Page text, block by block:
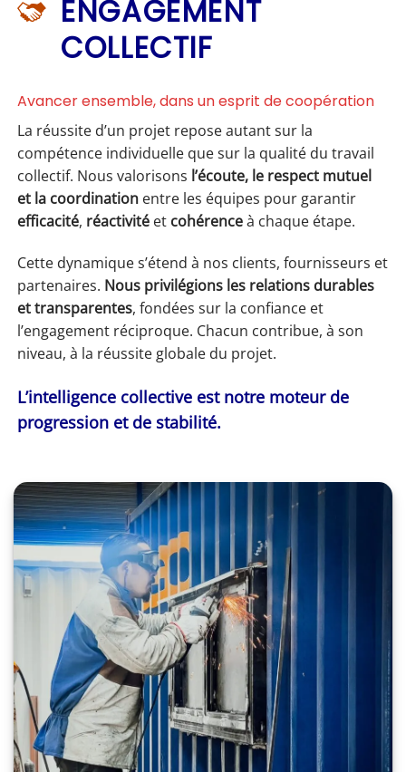
ENGAGEMENT
COLLECTIF
Avancer ensemble, dans un esprit de coopération
La réussite d’un projet repose autant sur la
compétence individuelle que sur la qualité du travail
collectif. Nous valorisons l’écoute, le respect mutuel
et la coordination entre les équipes pour garantir
efficacité, réactivité et cohérenceà chaque étape.
Cette dynamique s’étend à nos clients, fournisseurs et
partenaires. Nous privilégions les relations durables
et transparentes, fondées sur la confiance et
l’engagement réciproque. Chacun contribue, à son
niveau, à la réussite globale du projet.
L’intelligence collective est notre moteur de
progression et de stabilité.